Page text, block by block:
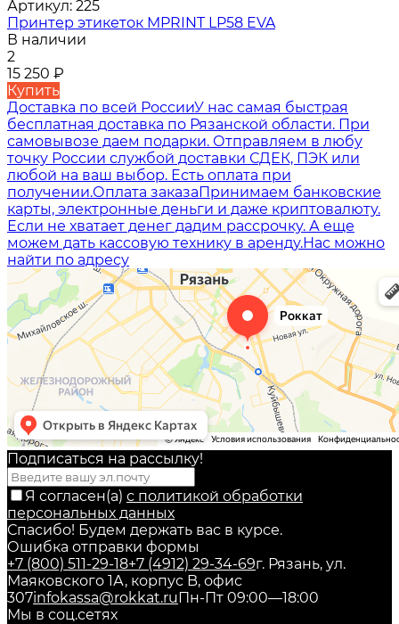
Артикул: 225
Принтер этикеток MPRINT LP58 EVA
В наличии
2
15 250 ₽
Купить
Доставка по всей РоссииУ нас самая быстрая
бесплатная доставка по Рязанской области. При
самовывозе даем подарки. Отправляем в любу
точку России службой доставки СДЕК, ПЭК или
любой на ваш выбор. Есть оплата при
получении.Оплата заказаПринимаем банковские
карты, электронные деньги и даже криптовалюту.
Если не хватает денег дадим рассрочку. А еще
можем дать кассовую технику в аренду.Нас можно
найти по адресу
Подписаться на рассылкy!
Я согласен(a) с политикой обработки
персональных данных
Спасибо! Будем держать вас в курсе.
Ошибка отправки формы
+7 (800) 511-29-18+7 (4912) 29-34-69г. Рязань, ул.
Маяковского 1А, корпус B, офис
307infokassa@rokkat.ruПн-Пт 09:00—18:00
Мы в соц.сетях